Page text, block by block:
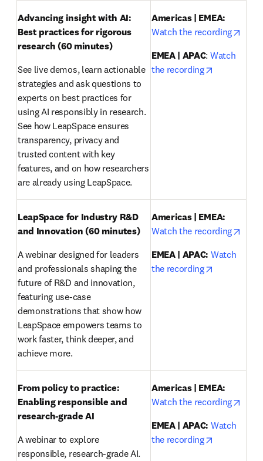
Advancing insight with AI:
Best practices for rigorous
research (60 minutes)
See live demos, learn actionable
strategies and ask questions to
experts on best practices for
using AI responsibly in research.
See how LeapSpace ensures
transparency, privacy and
trusted content with key
features, and on how researchers
are already using LeapSpace.
Americas | EMEA:
Watch the recording
EMEA | APAC: Watch
the recording
LeapSpace for Industry R&D
and Innovation (60 minutes)
A webinar designed for leaders
and professionals shaping the
future of R&D and innovation,
featuring use-case
demonstrations that show how
LeapSpace empowers teams to
work faster, think deeper, and
achieve more.
Americas | EMEA:
Watch the recording
EMEA | APAC: Watch
the recording
From policy to practice:
Enabling responsible and
research-grade AI
A webinar to explore
responsible, research-grade AI.
Americas | EMEA:
Watch the recording
EMEA | APAC: Watch
the recording